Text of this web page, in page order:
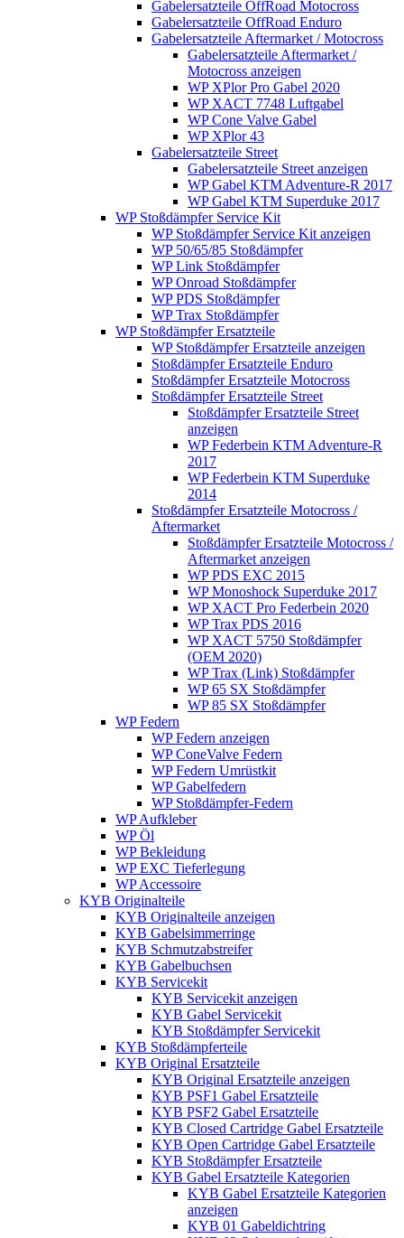
Gabelersatzteile OffRoad Motocross
Gabelersatzteile OffRoad Enduro
Gabelersatzteile Aftermarket / Motocross
Gabelersatzteile Aftermarket /
Motocross anzeigen
WP XPlor Pro Gabel 2020
WP XACT 7748 Luftgabel
WP Cone Valve Gabel
WP XPlor 43
Gabelersatzteile Street
Gabelersatzteile Street anzeigen
WP Gabel KTM Adventure-R 2017
WP Gabel KTM Superduke 2017
WP Stoßdämpfer Service Kit
WP Stoßdämpfer Service Kit anzeigen
WP 50/65/85 Stoßdämpfer
WP Link Stoßdämpfer
WP Onroad Stoßdämpfer
WP PDS Stoßdämpfer
WP Trax Stoßdämpfer
WP Stoßdämpfer Ersatzteile
WP Stoßdämpfer Ersatzteile anzeigen
Stoßdämpfer Ersatzteile Enduro
Stoßdämpfer Ersatzteile Motocross
Stoßdämpfer Ersatzteile Street
Stoßdämpfer Ersatzteile Street
anzeigen
WP Federbein KTM Adventure-R
2017
WP Federbein KTM Superduke
2014
Stoßdämpfer Ersatzteile Motocross /
Aftermarket
Stoßdämpfer Ersatzteile Motocross /
Aftermarket anzeigen
WP PDS EXC 2015
WP Monoshock Superduke 2017
WP XACT Pro Federbein 2020
WP Trax PDS 2016
WP XACT 5750 Stoßdämpfer
(OEM 2020)
WP Trax (Link) Stoßdämpfer
WP 65 SX Stoßdämpfer
WP 85 SX Stoßdämpfer
WP Federn
WP Federn anzeigen
WP ConeValve Federn
WP Federn Umrüstkit
WP Gabelfedern
WP Stoßdämpfer-Federn
WP Aufkleber
WP Öl
WP Bekleidung
WP EXC Tieferlegung
WP Accessoire
KYB Originalteile
KYB Originalteile anzeigen
KYB Gabelsimmerringe
KYB Schmutzabstreifer
KYB Gabelbuchsen
KYB Servicekit
KYB Servicekit anzeigen
KYB Gabel Servicekit
KYB Stoßdämpfer Servicekit
KYB Stoßdämpferteile
KYB Original Ersatzteile
KYB Original Ersatzteile anzeigen
KYB PSF1 Gabel Ersatzteile
KYB PSF2 Gabel Ersatzteile
KYB Closed Cartridge Gabel Ersatzteile
KYB Open Cartridge Gabel Ersatzteile
KYB Stoßdämpfer Ersatzteile
KYB Gabel Ersatzteile Kategorien
KYB Gabel Ersatzteile Kategorien
anzeigen
KYB 01 Gabeldichtring